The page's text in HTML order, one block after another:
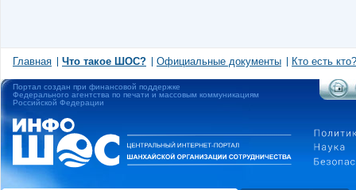
Главная Что такое ШОС? Официальные документы Кто есть кто?
Портал создан при финансовой поддержке
Федерального агентства по печати и массовым коммуникациям
Российской Федерации